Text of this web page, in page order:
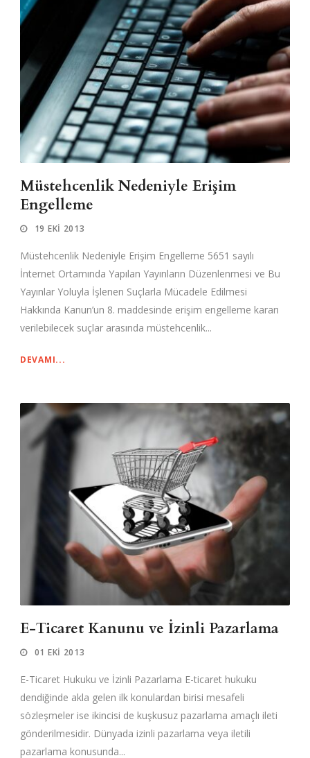
Müstehcenlik Nedeniyle Erişim
Engelleme
19 EKI 2013
Müstehcenlik Nedeniyle Erişim Engelleme 5651 sayılı
İnternet Ortamında Yapılan Yayınların Düzenlenmesi ve Bu
Yayınlar Yoluyla İşlenen Suçlarla Mücadele Edilmesi
Hakkında Kanun’un 8. maddesinde erişim engelleme kararı
verilebilecek suçlar arasında müstehcenlik...
DEVAMI...
E-Ticaret Kanunu ve İzinli Pazarlama
01 EKI 2013
E-Ticaret Hukuku ve İzinli Pazarlama E-ticaret hukuku
dendiğinde akla gelen ilk konulardan birisi mesafeli
sözleşmeler ise ikincisi de kuşkusuz pazarlama amaçlı ileti
gönderilmesidir. Dünyada izinli pazarlama veya iletili
pazarlama konusunda...